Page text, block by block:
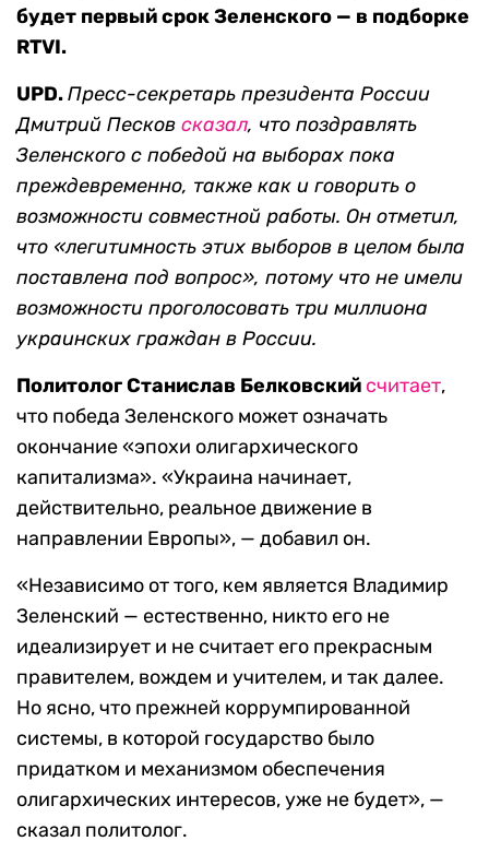
будет первый срок Зеленского — в подборке
RTVI.
UPD.Пресс-секретарь президента России
Дмитрий Песков сказал, что поздравлять
Зеленского с победой на выборах пока
преждевременно, также как и говорить о
возможности совместной работы. Он отметил,
что «легитимность этих выборов в целом была
поставлена под вопрос», потому что не имели
возможности проголосовать три миллиона
украинских граждан в России.
Политолог Станислав Белковский считает,
что победа Зеленского может означать
окончание «эпохи олигархического
капитализма». «Украина начинает,
действительно, реальное движение в
направлении Европы», — добавил он.
«Независимо от того, кем является Владимир
Зеленский — естественно, никто его не
идеализирует и не считает его прекрасным
правителем, вождем и учителем, и так далее.
Но ясно, что прежней коррумпированной
системы, в которой государство было
придатком и механизмом обеспечения
олигархических интересов, уже не будет», —
сказал политолог.